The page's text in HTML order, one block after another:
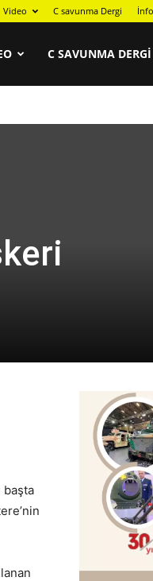
Video C savunma Dergi
C SAVUNMA DERGI
başta